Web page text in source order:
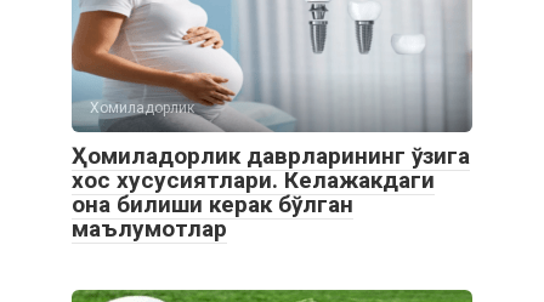
Хомиладорлик
Ҳомиладорлик даврларининг ўзига
хос хусусиятлари. Келажакдаги
она билиши керак бўлган
маълумотлар